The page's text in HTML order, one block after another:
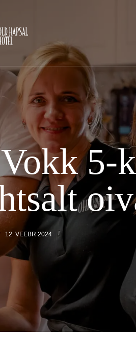
5-
12. VEEBR 2024